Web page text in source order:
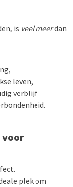
is veel meerdan
leven,
verblijf
voor
plek om